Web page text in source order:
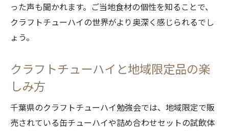
った声も聞かれます。ご当地食材の個性を知ることで、
クラフトチューハイの世界がより奥深く感じられるでし
ょう。
クラフトチューハイと地域限定品の楽
しみ方
千葉県のクラフトチューハイ勉強会では、地域限定で販
売されている缶チューハイや詰め合わせセットの試飲体